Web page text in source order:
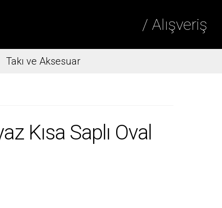
/ Alışveriş
Takı ve Aksesuar
Kısa Saplı Oval